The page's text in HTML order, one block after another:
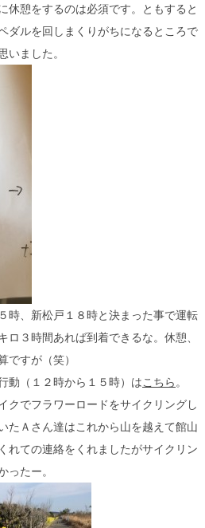
休憩をするのは必須です。ともすると
ダルを回しまくりがちになるところで
いました。
時、新松戸１８時と決まった事で運転
ロ３時間あれば到着できるな。休憩、
ですが（笑）
動（１２時から１５時）はこちら 。
クでフラワーロードをサイクリングし
たＡさん達はこれから山を越えて館山
れての連絡をくれましたがサイクリン
ったー。